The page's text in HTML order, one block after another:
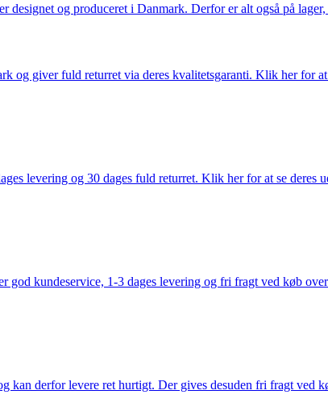
designet og produceret i Danmark. Derfor er alt også på
og giver fuld returret via deres kvalitetsgaranti. Klik her for at
levering og 30 dages fuld returret. Klik her for at se deres
god kundeservice, 1-3 dages levering og fri fragt ved køb
kan derfor levere ret hurtigt. Der gives desuden fri fragt ved